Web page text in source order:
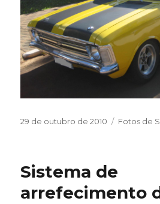
Publicado
29 de outubro de 2010 Fotos de
Sistema de
arrefecimento